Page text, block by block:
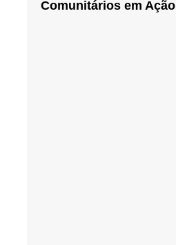
Comunitários em Ação